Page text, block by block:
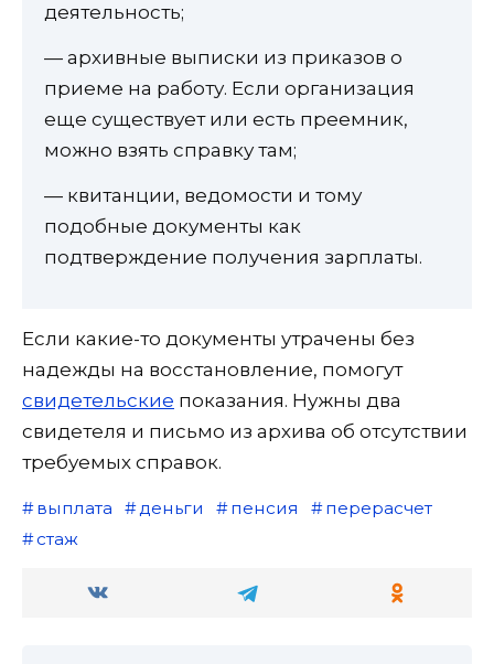
деятельность;
— архивные выписки из приказов о
приеме на работу. Если организация
еще существует или есть преемник,
можно взять справку там;
— квитанции, ведомости и тому
подобные документы как
подтверждение получения зарплаты.
Если какие-то документы утрачены без
надежды на восстановление, помогут
свидетельские показания. Нужны два
свидетеля и письмо из архива об отсутствии
требуемых справок.
выплата деньги пенсия
перерасчет
стаж